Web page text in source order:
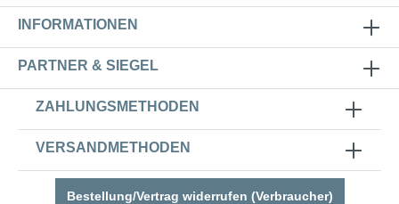
INFORMATIONEN
PARTNER & SIEGEL
ZAHLUNGSMETHODEN
VERSANDMETHODEN
Bestellung/Vertrag widerrufen (Verbraucher)